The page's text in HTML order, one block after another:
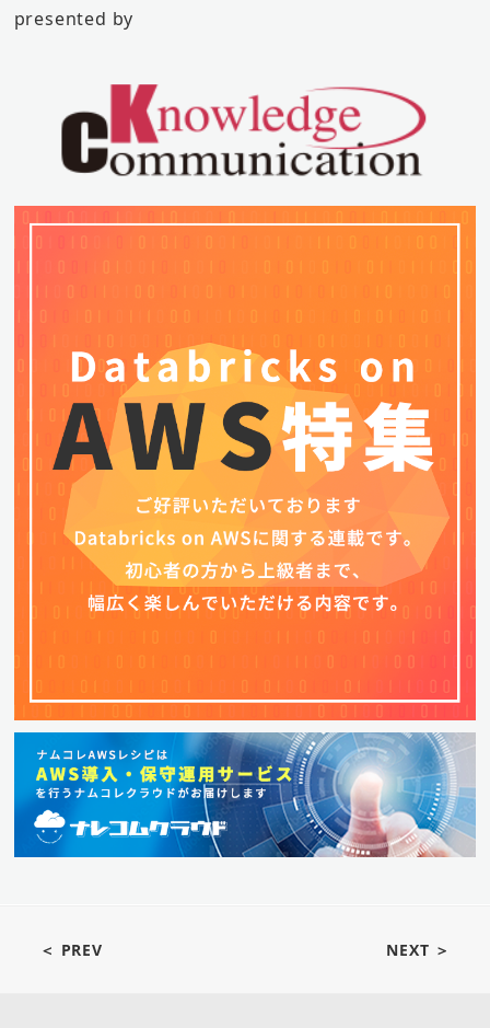
presented by
＜ PREV NEXT ＞